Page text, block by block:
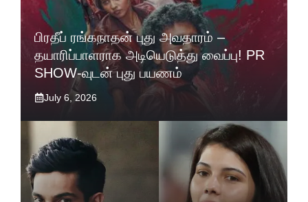
பிரதீப் ரங்கநாதன் புது அவதாரம் –
தயாரிப்பாளராக அடியெடுத்து வைப்பு! PR
SHOW-வுடன் புது பயணம்
July 6, 2026